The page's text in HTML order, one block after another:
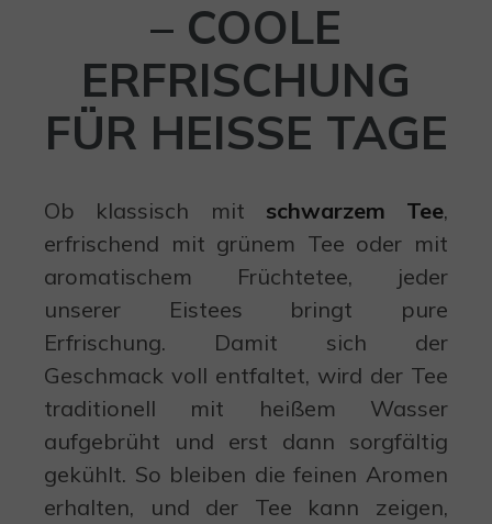
– COOLE
ERFRISCHUNG
FÜR HEISSE TAGE
Ob klassisch mit schwarzem Tee,
erfrischend mit grünem Tee oder mit
aromatischem Früchtetee, jeder
unserer Eistees bringt pure
Erfrischung. Damit sich der
Geschmack voll entfaltet, wird der Tee
traditionell mit heißem Wasser
aufgebrüht und erst dann sorgfältig
gekühlt. So bleiben die feinen Aromen
erhalten, und der Tee kann zeigen,